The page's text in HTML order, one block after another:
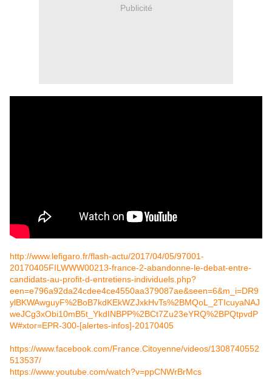
Publicité
http://www.lefigaro.fr/flash-actu/2017/04/05/97001-
20170405FILWWW00213-france-2-abandonne-le-debat-entre-
candidats-au-profit-d-entretiens-individuels.php?
een=e796a92da24cdee4ce4550aa379087ae&seen=6&m_i=DR9
ylBKWAwguyF%2BoB7kdKEkWZJxkHvTs%2BMQoL_2TIcuyaNAJ
weJCg3xObi10mB5t_YkdINBPP%2BCt7Zu23eYRQ%2BPQtpvdP
W#xtor=EPR-300-[alertes-infos]-20170405
https://www.facebook.com/France.Citoyenne/videos/1308740552
513537/
https://www.youtube.com/watch?v=ppCNWrBrMcs